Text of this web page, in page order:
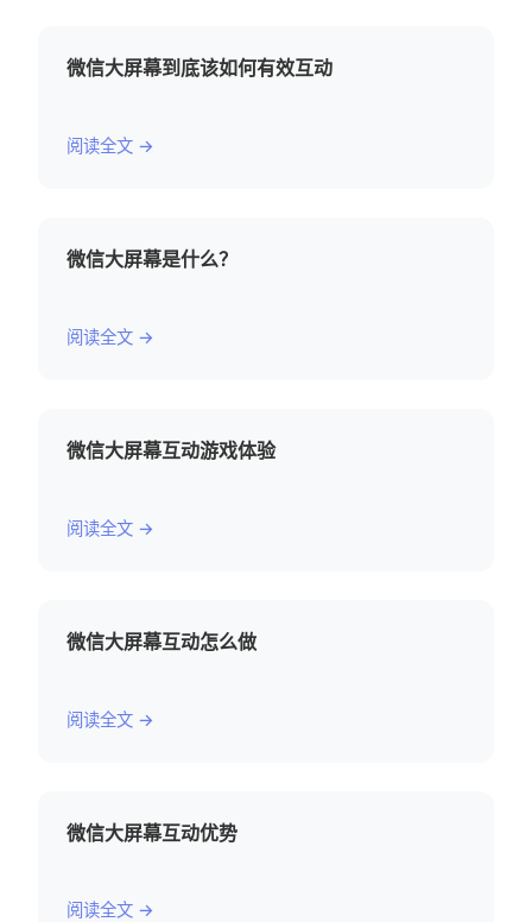
微信大屏幕到底该如何有效互动
阅读全文 →
微信大屏幕是什么？
阅读全文 →
微信大屏幕互动游戏体验
阅读全文 →
微信大屏幕互动怎么做
阅读全文 →
微信大屏幕互动优势
阅读全文 →